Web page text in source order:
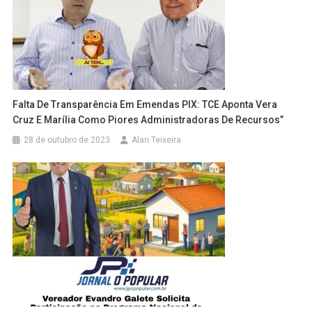
Falta De Transparência Em Emendas PIX: TCE Aponta Vera
Cruz E Marília Como Piores Administradoras De Recursos”
28 de outubro de 2023 Alan Teixeira